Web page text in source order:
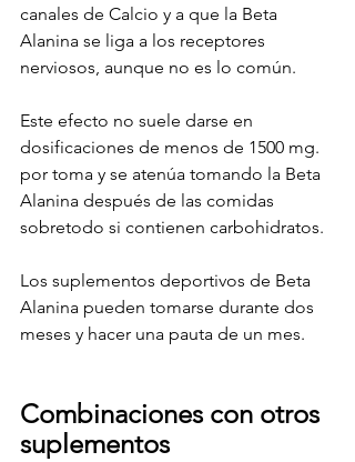
canales de Calcio y a que la Beta
Alanina se liga a los receptores
nerviosos, aunque no es lo común.
Este efecto no suele darse en
dosificaciones de menos de 1500 mg.
por toma y se atenúa tomando la Beta
Alanina después de las comidas
sobretodo si contienen carbohidratos.
Los suplementos deportivos de Beta
Alanina pueden tomarse durante dos
meses y hacer una pauta de un mes.
Combinaciones con otros
suplementos